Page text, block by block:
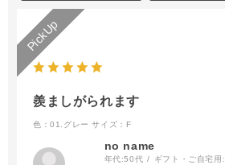
羨ましがられます
色：01.グレー サイズ：F
no name
年代:50代 ギフト・ご自宅用: